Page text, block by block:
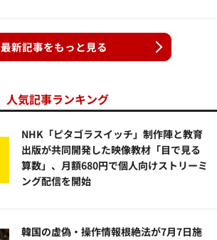
最新記事をもっと見る
人気記事ランキング
NHK「ピタゴラスイッチ」制作陣と教育
出版が共同開発した映像教材「目で見る
算数」、月額680円で個人向けストリーミ
ング配信を開始
韓国の虚偽・操作情報根絶法が7月7日施